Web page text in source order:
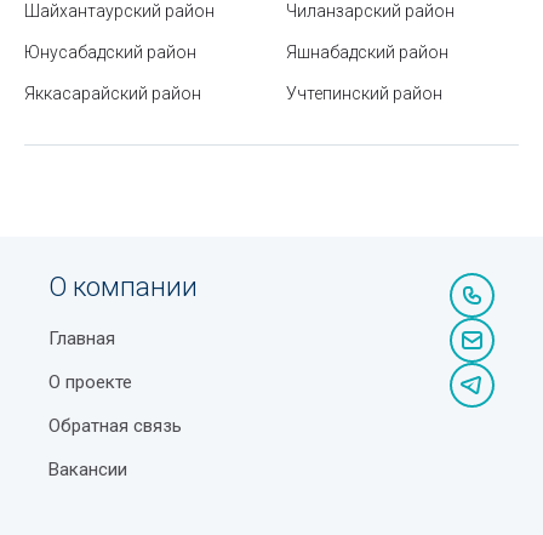
Новая система оценок в школах (СОЧ, СОР)
Японский сад в Ташкенте
Как научиться быстро запоминать информацию
Шайхантахурский район
Что нужно возить в машине по ПДД Узбекистана
Шайхантаурский район
Юнусабадский район
Яккасарайский район
Чиланзарский район
Яшнабадский район
Учтепинский район
О компании
Главная
О проекте
Обратная связь
Вакансии